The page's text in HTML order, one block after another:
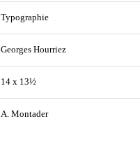
Typographie
Georges Hourriez
14 x 13½
A. Montader